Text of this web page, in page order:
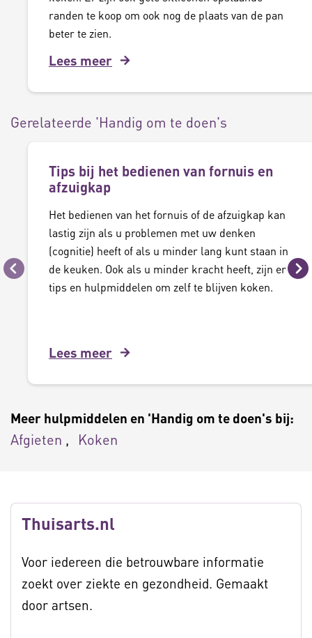
randen te koop om ook nog de plaats van de pan
beter te zien.
Lees meer
Gerelateerde 'Handig om te doen's
Vorige
Tips bij het bedienen van fornuis en
afzuigkap
Het bedienen van het fornuis of de afzuigkap kan
lastig zijn als u problemen met uw denken
(cognitie) heeft of als u minder lang kunt staan in
de keuken. Ook als u minder kracht heeft, zijn er
tips en hulpmiddelen om zelf te blijven koken.
Lees meer
Meer hulpmiddelen en 'Handig om te doen's bij:
Afgieten Koken
Thuisarts.nl
Voor iedereen die betrouwbare informatie
zoekt over ziekte en gezondheid. Gemaakt
door artsen.